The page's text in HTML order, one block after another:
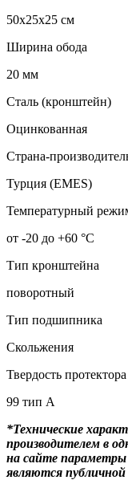
50x25x25 см
Ширина обода
20 мм
Сталь (кронштейн)
Оцинкованная
Страна-
Турция (EMES)
Температурный
от -20 до +60 °С
Тип кронштейна
поворотный
Тип подшипника
Скольжения
Твердость
99 тип А
*Технические
производителем в
на сайте параметры
являются